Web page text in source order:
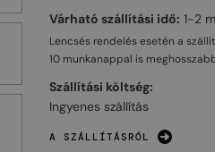
Várható szállítási idő: 1-2
Lencsés rendelés esetén a
10 munkanappal is
Szállítási költség:
Ingyenes szállítás
A SZÁLLÍTÁSRÓL